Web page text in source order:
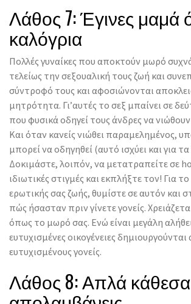
Λάθος 7: Έγινες μαμά
καλόγρια
Πολλές γυναίκες που αποκτούν μωρό
τελείως την σεξουαλική τους ζωή και
σύντροφό τους και αφοσιώνονται
μητρότητα. Γι’αυτές το σεξ μπαίνει σε
που φυσικά οδηγεί τους άνδρες να
Και όταν κανείς νιώθει παραμελημένος,
μπορεί να οδηγηθεί (αυτό ισχύει και για
Δοκιμάστε, λοιπόν, να μετατραπείτε σε
ιδιωτικές στιγμές και εκπλήξτε τον! Για
ερωτικής σας ζωής, θυμίστε σε αυτόν και
πώς ήσασταν πριν γίνετε γονείς.
όπως το μωρό σας. Ενώ είναι μεγάλη
ευτυχισμένες οικογένειες
ευτυχισμένους γονείς.
Λάθος 8: Απλά